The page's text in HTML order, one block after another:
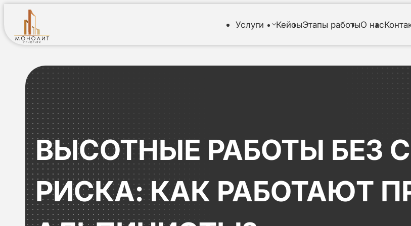
Услуги КейсыЭтапы работыО нас
ВЫСОТНЫЕ РАБОТЫ БЕЗ
РИСКА: КАК РАБОТАЮТ